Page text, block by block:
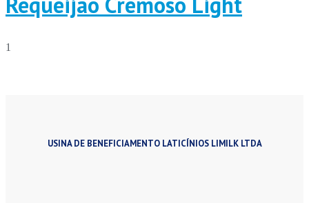
USINA DE BENEFICIAMENTO LATICÍNIOS LIMILK LTDA